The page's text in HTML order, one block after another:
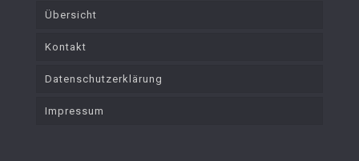
Übersicht
Kontakt
Datenschutzerklärung
Impressum